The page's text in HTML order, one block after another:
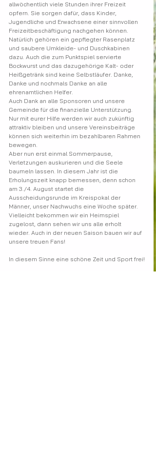
allwöchentlich viele Stunden ihrer Freizeit
opfern. Sie sorgen dafür, dass Kinder,
Jugendliche und Erwachsene einer sinnvollen
Freizeitbeschäftigung nachgehen können.
Natürlich gehören ein gepflegter Rasenplatz
und saubere Umkleide- und Duschkabinen
dazu. Auch die zum Punktspiel servierte
Bockwurst und das dazugehörige Kalt- oder
Heißgetränk sind keine Selbstläufer. Danke,
Danke und nochmals Danke an alle
ehrenamtlichen Helfer.
Auch Dank an alle Sponsoren und unsere
Gemeinde für die finanzielle Unterstützung.
Nur mit eurer Hilfe werden wir auch zukünftig
attraktiv bleiben und unsere Vereinsbeiträge
können sich weiterhin im bezahlbaren Rahmen
bewegen.
Aber nun erst einmal Sommerpause,
Verletzungen auskurieren und die Seele
baumeln lassen. In diesem Jahr ist die
Erholungszeit knapp bemessen, denn schon
am 3./4. August startet die
Ausscheidungsrunde im Kreispokal der
Männer, unser Nachwuchs eine Woche später.
Vielleicht bekommen wir ein Heimspiel
zugelost, dann sehen wir uns alle erholt
wieder. Auch in der neuen Saison bauen wir auf
unsere treuen Fans!
In diesem Sinne eine schöne Zeit und Sport frei!